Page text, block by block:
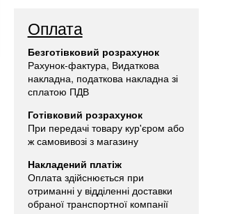
Оплата
Безготівковий розрахунок
Рахунок-фактура, Видаткова
накладна, податкова накладна зі
сплатою ПДВ
Готівковий розрахунок
При передачі товару кур'єром або
ж самовивозі з магазину
Накладений платіж
Оплата здійснюється при
отриманні у відділенні доставки
обраної транспортної компанії